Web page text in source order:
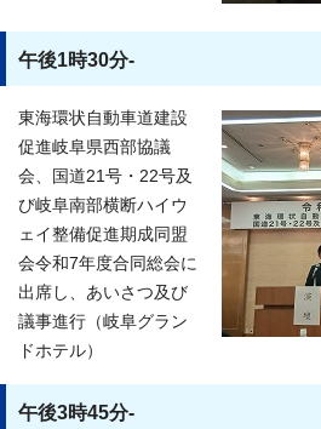
午後1時30分-
東海環状自動車道建設
促進岐阜県西部協議
会、国道21号・22号及
び岐阜南部横断ハイウ
ェイ整備促進期成同盟
会令和7年度合同総会に
出席し、あいさつ及び
議事進行（岐阜グラン
ドホテル）
午後3時45分-